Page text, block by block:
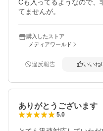
Cも入ってるようなので、
てませんが。
購入したストア
メディアワールド
違反報告 いいね
ありがとうございます
5.0